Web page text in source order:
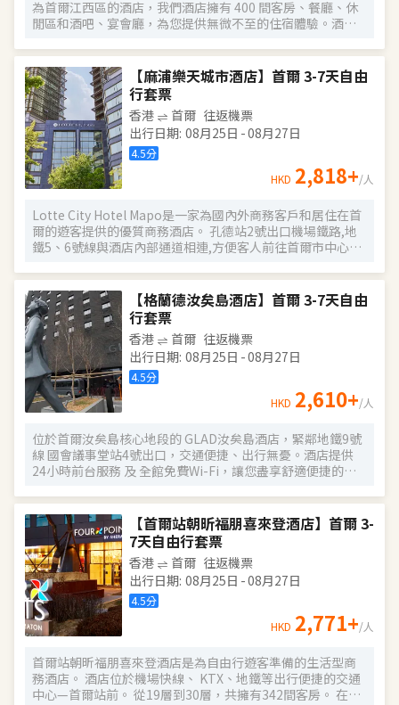
為首爾江西區的酒店，我們酒店擁有 400 間客房、餐廳、休
閒區和酒吧、宴會廳，為您提供無微不至的住宿體驗。酒店
店位於首爾的高端商務中心，與 COEX Magok 位於同一棟大
樓，地理位置得天獨厚，非常適合商務出行。此外，交通非
常便利，可輕鬆前往機場、交通路線以及文化景點（如附近
的植物園）。
【麻浦樂天城市酒店】首爾 3-7天自由
行套票
香港 首爾 往返機票
出行日期: 08月25日 -08月27日
4.5分
HKD 2,818+/人
Lotte City Hotel Mapo是一家為國內外商務客戶和居住在首
爾的遊客提供的優質商務酒店。 孔德站2號出口機場鐵路,地
鐵5、6號線與酒店內部通道相連,方便客人前往首爾市中心和
不到10分鐘車程,乘坐地鐵15分鐘即可到達熱鬧的弘大地區、
新村、明洞。 Lotte City Hotel Mapo酒店為客人提供舒適的
客房、現代化的餐廳Naru、自然採光的室內游泳池、商務會
議室和健身中心等設施,提供與眾不同的服務,為客人提供舒適
的放鬆和成功的商務環境。
【格蘭德汝矣島酒店】首爾 3-7天自由
行套票
香港 首爾 往返機票
出行日期: 08月25日 -08月27日
4.5分
HKD 2,610+/人
位於首爾汝矣島核心地段的 GLAD汝矣島酒店，緊鄰地鐵9號
線 國會議事堂站4號出口，交通便捷、出行無憂。酒店提供
24小時前台服務 及 全館免費Wi-Fi，讓您盡享舒適便捷的入
星電視、辦公書桌 及配有高端洗浴用品的 私人浴室，無論是
商務出行還是休閒旅遊，都能滿足您的多樣需求。 清晨可在
一樓餐廳享用豐盛的 自助早餐（供應時間：06:30～
09:30），開啟活力滿滿的一天。傍晚時分，不妨前往本店特
色酒吧 Black Bar，品嚐精選 單一麥芽威士忌，或在14層的
高端日料餐廳 Kappo Aki，細品選用應季食材烹製的正宗日
本料理，體驗味蕾盛宴。 酒店步行 5分鐘可達國會議事堂，
15分鐘可達IFC Mall與The Hyundai Seoul現代百貨，購物、
休閒與商務活動輕鬆切換。前往 金浦國際機場僅需約25分鐘
想之選。
【首爾站朝昕福朋喜來登酒店】首爾 3-
7天自由行套票
香港 首爾 往返機票
出行日期: 08月25日 -08月27日
4.5分
HKD 2,771+/人
首爾站朝昕福朋喜來登酒店是為自由行遊客準備的生活型商
務酒店。 酒店位於機場快線、 KTX、地鐵等出行便捷的交通
中心—首爾站前。 從19層到30層，共擁有342間客房。 在此